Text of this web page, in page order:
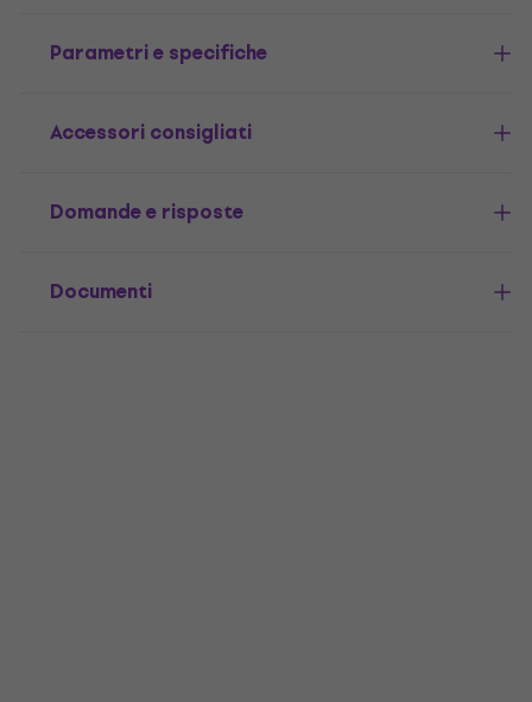
Parametri e specifiche
Accessori consigliati
Domande e risposte
Documenti